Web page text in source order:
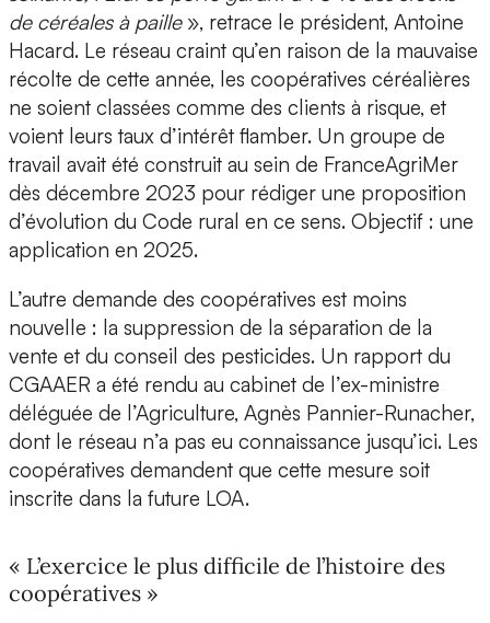
de céréales à paille », retrace le président, Antoine
Hacard. Le réseau craint qu’en raison de la mauvaise
récolte de cette année, les coopératives céréalières
ne soient classées comme des clients à risque, et
voient leurs taux d’intérêt flamber. Un groupe de
travail avait été construit au sein de FranceAgriMer
dès décembre 2023 pour rédiger une proposition
d’évolution du Code rural en ce sens. Objectif : une
application en 2025.
L’autre demande des coopératives est moins
nouvelle : la suppression de la séparation de la
vente et du conseil des pesticides. Un rapport du
CGAAER a été rendu au cabinet de l’ex-ministre
déléguée de l’Agriculture, Agnès Pannier-Runacher,
dont le réseau n’a pas eu connaissance jusqu’ici. Les
coopératives demandent que cette mesure soit
inscrite dans la future LOA.
« L’exercice le plus difficile de l’histoire des
coopératives »